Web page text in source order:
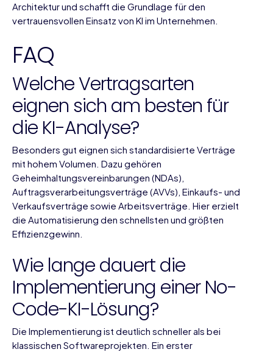
Architektur und schafft die Grundlage für den
vertrauensvollen Einsatz von KI im Unternehmen.
FAQ
Welche Vertragsarten
eignen sich am besten für
die KI-Analyse?
Besonders gut eignen sich standardisierte Verträge
mit hohem Volumen. Dazu gehören
Geheimhaltungsvereinbarungen (NDAs),
Auftragsverarbeitungsverträge (AVVs), Einkaufs- und
Verkaufsverträge sowie Arbeitsverträge. Hier erzielt
die Automatisierung den schnellsten und größten
Effizienzgewinn.
Wie lange dauert die
Implementierung einer No-
Code-KI-Lösung?
Die Implementierung ist deutlich schneller als bei
klassischen Softwareprojekten. Ein erster